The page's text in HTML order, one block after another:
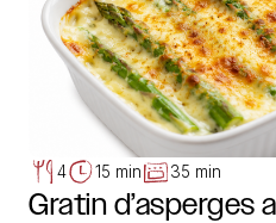
4 15 min 35 min
Gratin d’asperges